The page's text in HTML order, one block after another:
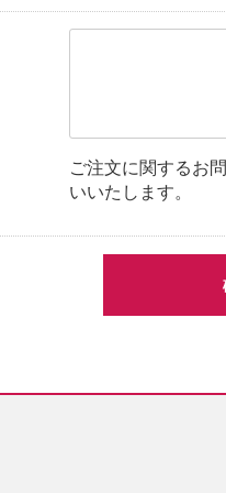
ご注文に関するお
いいたします。